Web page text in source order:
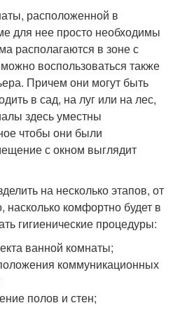
расположенной в
для нее просто необходимы
располагаются в зоне с
воспользоваться также
Причем они могут быть
в сад, на луг или на лес,
здесь уместны
чтобы они были
с окном выглядит
на несколько этапов, от
насколько комфортно будет в
гигиенические процедуры:
ванной комнаты;
коммуникационных
полов и стен;